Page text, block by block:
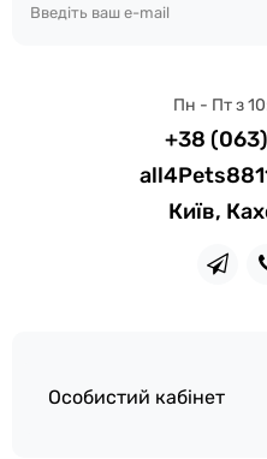
Пн - Пт з
+38
Київ,
Особистий кабінет